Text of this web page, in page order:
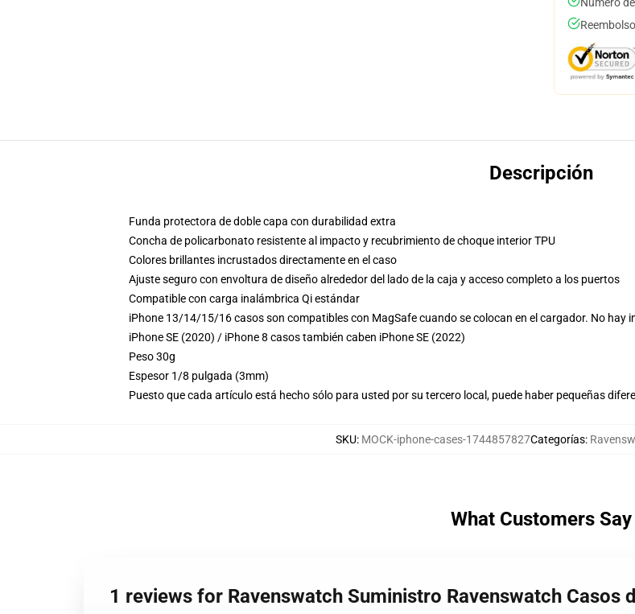
Descripción
Funda protectora de doble capa con durabilidad extra
Concha de policarbonato resistente al impacto y recubrimiento de choque interior TPU
Colores brillantes incrustados directamente en el caso
Ajuste seguro con envoltura de diseño alrededor del lado de la caja y acceso completo a los puertos
Compatible con carga inalámbrica Qi estándar
iPhone 13/14/15/16 casos son compatibles con MagSafe cuando se colocan en el cargador. No hay
iPhone SE (2020) / iPhone 8 casos también caben iPhone SE (2022)
Peso 30g
Espesor 1/8 pulgada (3mm)
Puesto que cada artículo está hecho sólo para usted por su tercero local, puede haber pequeñas
SKU: MOCK-iphone-cases-1744857827Categorías:
What Customers Say
1 reviews for Ravenswatch Suministro Ravenswatch Casos